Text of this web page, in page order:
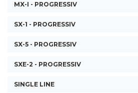
MX-I - PROGRESSIV
SX-1 - PROGRESSIV
SX-5 - PROGRESSIV
SXE-2 - PROGRESSIV
SINGLE LINE